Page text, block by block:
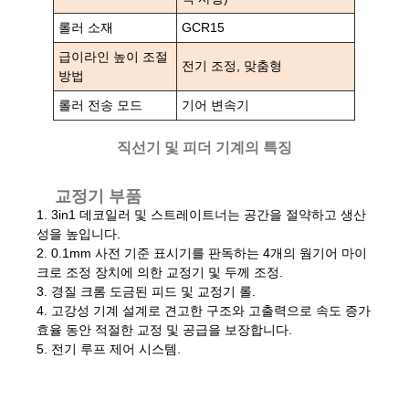
롤러 소재
GCR15
급이라인 높이 조절
방법
전기 조정, 맞춤형
롤러 전송 모드 기어 변속기
직선기 및 피더 기계의 특징
교정기 부품
1. 3in1 데코일러 및 스트레이트너는 공간을 절약하고 생산
성을 높입니다.
2. 0.1mm 사전 기준 표시기를 판독하는 4개의 웜기어 마이
크로 조정 장치에 의한 교정기 및 두께 조정.
3. 경질 크롬 도금된 피드 및 교정기 롤.
4. 고강성 기계 설계로 견고한 구조와 고출력으로 속도 증가
효율 동안 적절한 교정 및 공급을 보장합니다.
5. 전기 루프 제어 시스템.